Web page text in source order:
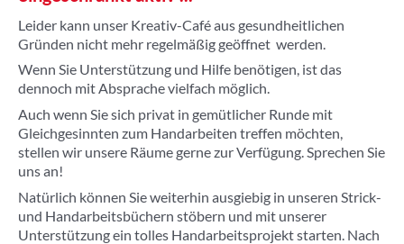
Leider kann unser Kreativ-Café aus gesundheitlichen
Gründen nicht mehr regelmäßig geöffnet werden.
Wenn Sie Unterstützung und Hilfe benötigen, ist das
dennoch mit Absprache vielfach möglich.
Auch wenn Sie sich privat in gemütlicher Runde mit
Gleichgesinnten zum Handarbeiten treffen möchten,
stellen wir unsere Räume gerne zur Verfügung. Sprechen Sie
uns an!
Natürlich können Sie weiterhin ausgiebig in unseren Strick-
und Handarbeitsbüchern stöbern und mit unserer
Unterstützung ein tolles Handarbeitsprojekt starten. Nach